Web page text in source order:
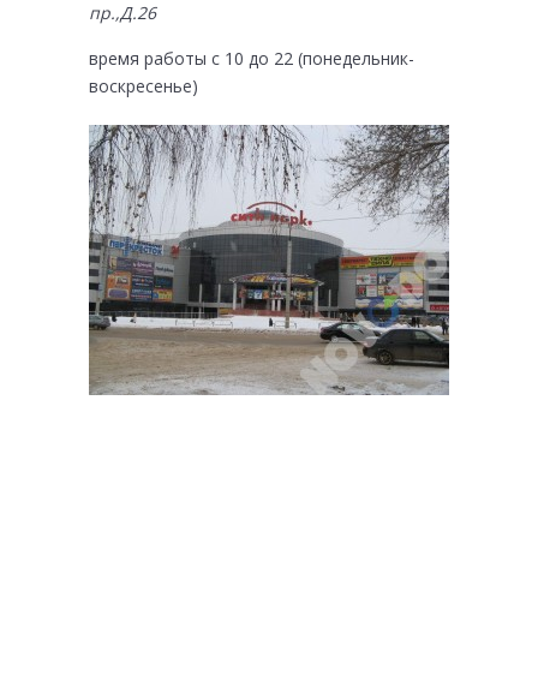
пр.,Д.26
время работы с 10 до 22 (понедельник-
воскресенье)